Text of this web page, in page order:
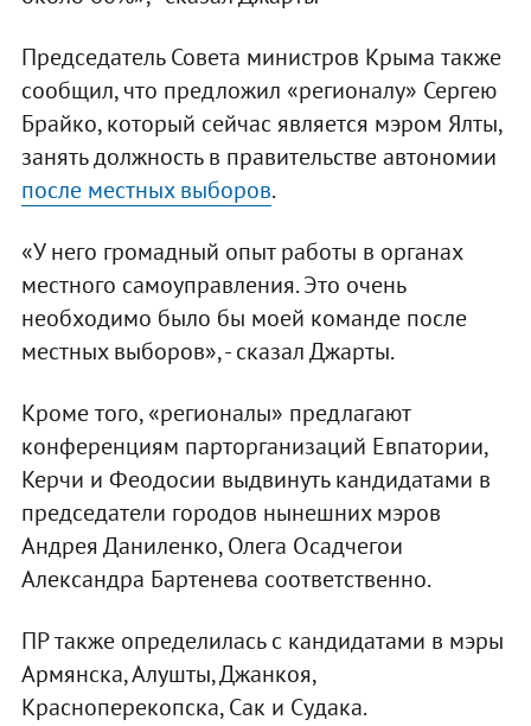
Председатель Совета министров Крыма также
сообщил, что предложил «регионалу» Сергею
Брайко, который сейчас является мэром Ялты,
занять должность в правительстве автономии
после местных выборов.
«У него громадный опыт работы в органах
местного самоуправления. Это очень
необходимо было бы моей команде после
местных выборов», - сказал Джарты.
Кроме того, «регионалы» предлагают
конференциям парторганизаций Евпатории,
Керчи и Феодосии выдвинуть кандидатами в
председатели городов нынешних мэров
Андрея Даниленко, Олега Осадчегои
Александра Бартенева соответственно.
ПР также определилась с кандидатами в мэры
Армянска, Алушты, Джанкоя,
Красноперекопска, Сак и Судака.​